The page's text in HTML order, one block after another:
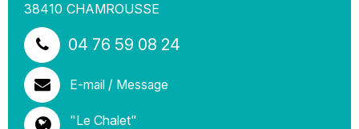
38410 CHAMROUSSE
04 76 59 08 24
E-mail / Message
"Le Chalet"